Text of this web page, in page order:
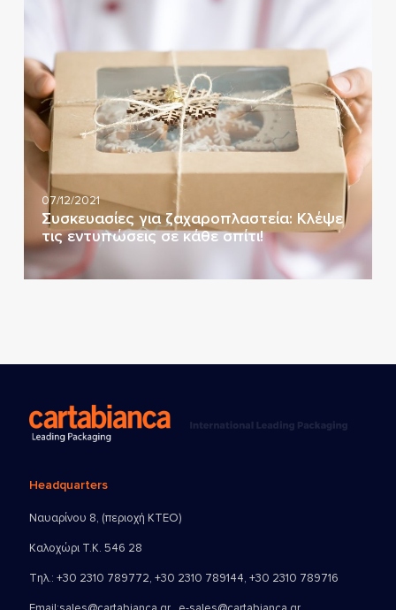
07/12/2021
Συσκευασίες για ζαχαροπλαστεία: Κλέψε
τις εντυπώσεις σε κάθε σπίτι!
Headquarters
Ναυαρίνου 8, (περιοχή ΚΤΕΟ)
Καλοχώρι Τ.Κ. 546 28
Τηλ.: +30 2310 789772, +30 2310 789144, +30 2310 789716